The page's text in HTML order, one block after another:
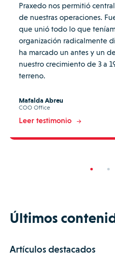
Praxedo nos permitió
de nuestras operaciones.
que unió todo lo que
organización radicalmente
ha marcado un antes y un
nuestro crecimiento de 3 a
terreno.
Mafalda Abreu
COO Office
Leer testimonio
Últimos
Artículos destacados